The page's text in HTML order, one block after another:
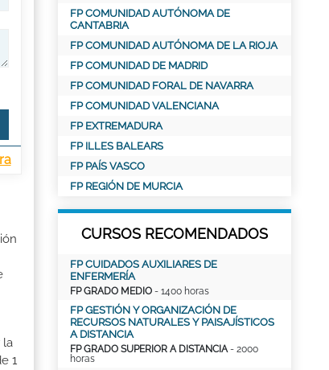
la
1
FP COMUNIDAD AUTÓNOMA DE
CANTABRIA
FP COMUNIDAD AUTÓNOMA DE LA RIOJA
FP COMUNIDAD DE MADRID
FP COMUNIDAD FORAL DE NAVARRA
FP COMUNIDAD VALENCIANA
FP EXTREMADURA
FP ILLES BALEARS
FP PAÍS VASCO
FP REGIÓN DE MURCIA
CURSOS RECOMENDADOS
FP CUIDADOS AUXILIARES DE
ENFERMERÍA
FP GRADO MEDIO - 1400 horas
FP GESTIÓN Y ORGANIZACIÓN DE
RECURSOS NATURALES Y PAISAJÍSTICOS
A DISTANCIA
FP GRADO SUPERIOR A DISTANCIA- 2000
horas